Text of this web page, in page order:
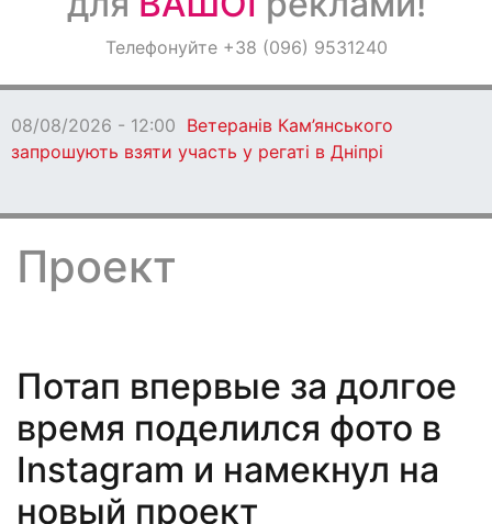
ОголошенняТелефонуйте +38 (096) 9531240
08/08/2026 -
причини
Проект
Потап впервые за долгое
время поделился фото в
Instagram и намекнул на
новый проект